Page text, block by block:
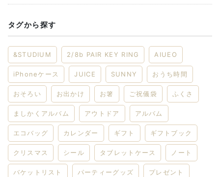
タグから探す
&STUDIUM 2/8b PAIR KEY RING AIUEO
iPhoneケース JUICE SUNNY おうち時間
おそろい お出かけ お箸 ご祝儀袋 ふくさ
ましかくアルバム アウトドア アルバム
エコバッグ カレンダー ギフト ギフトブック
クリスマス シール タブレットケース ノート
バケットリスト パーティーグッズ プレゼント